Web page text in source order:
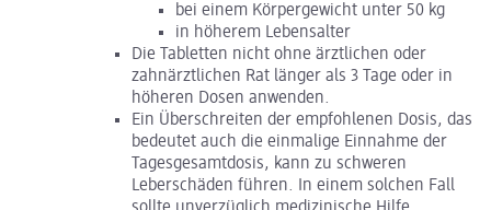
bei einem Körpergewicht unter 50 kg
in höherem Lebensalter
Die Tabletten nicht ohne ärztlichen oder
zahnärztlichen Rat länger als 3 Tage oder in
höheren Dosen anwenden.
Ein Überschreiten der empfohlenen Dosis, das
bedeutet auch die einmalige Einnahme der
Tagesgesamtdosis, kann zu schweren
Leberschäden führen. In einem solchen Fall